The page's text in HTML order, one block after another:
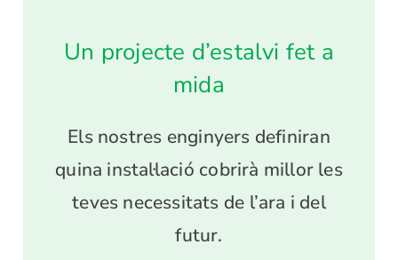
Un projecte d’estalvi fet a
mida
Els nostres enginyers definiran
quina instal·lació cobrirà millor les
teves necessitats de l’ara i del
futur.